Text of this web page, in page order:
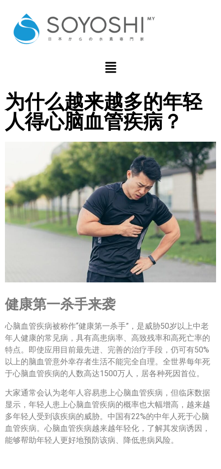
为什么越来越多的年轻
人得心脑血管疾病？
健康第一杀手来袭
心脑血管疾病被称作“健康第一杀手”，是威胁50岁以上中老
年人健康的常见病，具有高患病率、高致残率和高死亡率的
特点。即使应用目前最先进、完善的治疗手段，仍可有50%
以上的脑血管意外幸存者生活不能完全自理。全世界每年死
于心脑血管疾病的人数高达1500万人，居各种死因首位。
大家通常会认为老年人容易患上心脑血管疾病，但临床数据
显示，年轻人患上心脑血管疾病的概率也大幅增高，越来越
多年轻人受到该疾病的威胁。中国有22%的中年人死于心脑
血管疾病。心脑血管疾病越来越年轻化，了解其发病诱因，
能够帮助年轻人更好地预防该病、降低患病风险。